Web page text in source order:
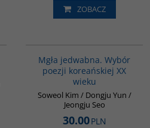
ZOBACZ
Mgła jedwabna. Wybór
poezji koreańskiej XX
wieku
Soweol Kim / Dongju Yun /
Jeongju Seo
30.00PLN